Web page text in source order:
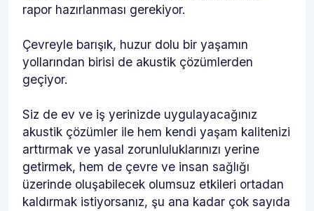
rapor hazırlanması gerekiyor.
Çevreyle barışık, huzur dolu bir yaşamın
yollarından birisi de akustik çözümlerden
geçiyor.
Siz de ev ve iş yerinizde uygulayacağınız
akustik çözümler ile hem kendi yaşam kalitenizi
arttırmak ve yasal zorunluluklarınızı yerine
getirmek, hem de çevre ve insan sağlığı
üzerinde oluşabilecek olumsuz etkileri ortadan
kaldırmak istiyorsanız, şu ana kadar çok sayıda